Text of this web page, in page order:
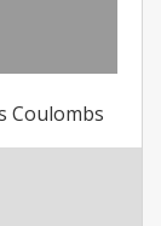
Coulombs